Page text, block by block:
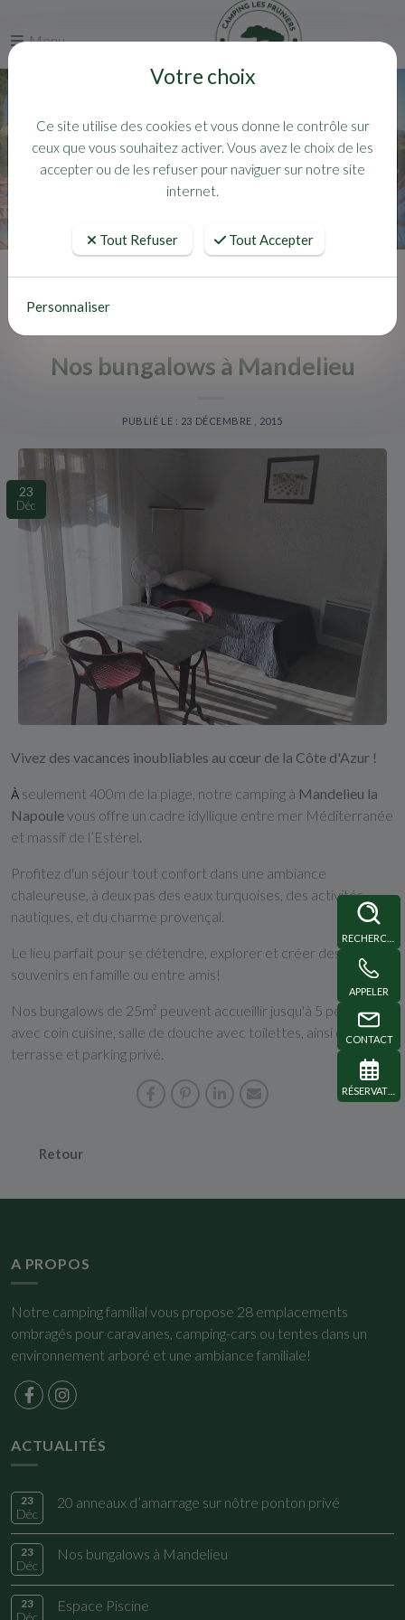
Menu
APPELER
CONTACT
Nos bungalows à Mandelieu
PUBLIÉ LE : 23 DÉCEMBRE , 2015
23
Déc
Vivez des vacances inoubliables au cœur de la Côte d'Azur !
À seulement 400m de la plage, notre camping à Mandelieu la
Napoulevous offre un cadre idyllique entre mer Méditerranée
et massif de l’Estérel.
Profitez d'un séjour tout confort dans une ambiance
chaleureuse, à deux pas des eaux turquoises, des activités
nautiques, et du charme provençal.
Le lieu parfait pour se détendre, explorer et créer des
souvenirs en famille ou entre amis!
Nos bungalows de 25m² peuvent accueillir jusqu'à 5 personnes,
avec coin cuisine, salle de douche avec toilettes, ainsi qu'une
terrasse et parking privé.
Retour
A PROPOS
Notre camping familial vous propose 28 emplacements
ombragés pour caravanes, camping-cars ou tentes dans un
environnement arboré et une ambiance familiale!
ACTUALITÉS
23
Déc
20 anneaux d’amarrage sur nôtre ponton privé
23
Déc
Nos bungalows à Mandelieu
23
Déc
Espace Piscine
Votre choix
Ce site utilise des cookies et vous donne le contrôle sur
ceux que vous souhaitez activer. Vous avez le choix de les
accepter ou de les refuser pour naviguer sur notre site
internet.
Tout Refuser Tout Accepter
Personnaliser